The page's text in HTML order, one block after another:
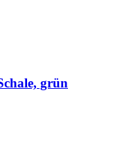
grün